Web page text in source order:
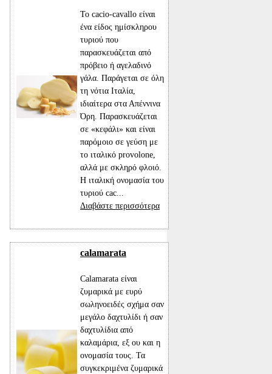
Το cacio-cavallo είναι
ένα είδος ημίσκληρου
τυριού που
παρασκευάζεται από
πρόβειο ή αγελαδινό
γάλα. Παράγεται σε όλη
τη νότια Ιταλία,
ιδιαίτερα στα Απέννινα
Όρη. Παρασκευάζεται
σε «κεφάλι» και είναι
παρόμοιο σε γεύση με
το ιταλικό provolone,
αλλά με σκληρό φλοιό.
Η ιταλική ονομασία του
τυριού cac...
Διαβάστε περισσότερα
calamarata
Calamarata είναι
ζυμαρικά με ευρύ
σωληνοειδές σχήμα σαν
μεγάλο δαχτυλίδι ή σαν
δαχτυλίδια από
καλαμάρια, εξ ου και η
ονομασία τους. Τα
συγκεκριμένα ζυμαρικά